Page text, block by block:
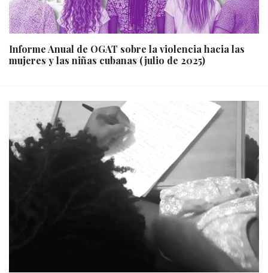
Informe Anual de OGAT sobre la violencia hacia las
mujeres y las niñas cubanas (julio de 2025)